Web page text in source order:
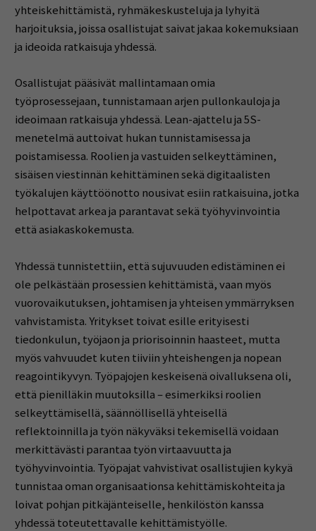
yhteiskehittämistä, ryhmäkeskusteluja ja lyhyitä
harjoituksia, joissa osallistujat saivat jakaa kokemuksiaan
ja ideoida ratkaisuja yhdessä.
Osallistujat pääsivät mallintamaan omia
työprosessejaan, tunnistamaan arjen pullonkauloja ja
ideoimaan ratkaisuja yhdessä. Lean-ajattelu ja 5S-
menetelmä auttoivat hukan tunnistamisessa ja
poistamisessa. Roolien ja vastuiden selkeyttäminen,
sisäisen viestinnän kehittäminen sekä digitaalisten
työkalujen käyttöönotto nousivat esiin ratkaisuina, jotka
helpottavat arkea ja parantavat sekä työhyvinvointia
että asiakaskokemusta.
Yhdessä tunnistettiin, että sujuvuuden edistäminen ei
ole pelkästään prosessien kehittämistä, vaan myös
vuorovaikutuksen, johtamisen ja yhteisen ymmärryksen
vahvistamista. Yritykset toivat esille erityisesti
tiedonkulun, työjaon ja priorisoinnin haasteet, mutta
myös vahvuudet kuten tiiviin yhteishengen ja nopean
reagointikyvyn. Työpajojen keskeisenä oivalluksena oli,
että pienilläkin muutoksilla – esimerkiksi roolien
selkeyttämisellä, säännöllisellä yhteisellä
reflektoinnilla ja työn näkyväksi tekemisellä voidaan
merkittävästi parantaa työn virtaavuutta ja
työhyvinvointia. Työpajat vahvistivat osallistujien kykyä
tunnistaa oman organisaationsa kehittämiskohteita ja
loivat pohjan pitkäjänteiselle, henkilöstön kanssa
yhdessä toteutettavalle kehittämistyölle.